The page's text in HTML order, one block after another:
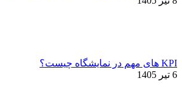
KPI های مهم در نمایشگاه چیست؟
6 تیر 1405